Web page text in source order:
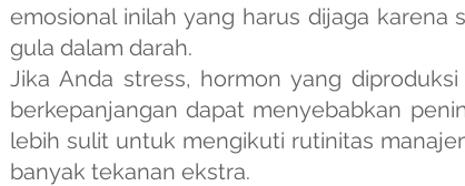
emosional inilah yang harus dijaga
gula dalam darah.
Jika Anda stress, hormon yang
berkepanjangan dapat menyebabkan
lebih sulit untuk mengikuti rutinitas
banyak tekanan ekstra.